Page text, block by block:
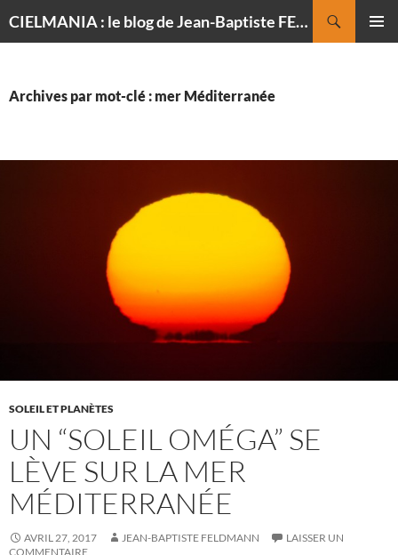
CIELMANIA : le blog de Jean-Baptiste FELDMANN, photographe du ciel
Archives par mot-clé : mer Méditerranée
SOLEIL ET PLANÈTES
UN “SOLEIL OMÉGA” SE
LÈVE SUR LA MER
MÉDITERRANÉE
AVRIL 27, 2017 JEAN-BAPTISTE FELDMANN
LAISSER UN
COMMENTAIRE